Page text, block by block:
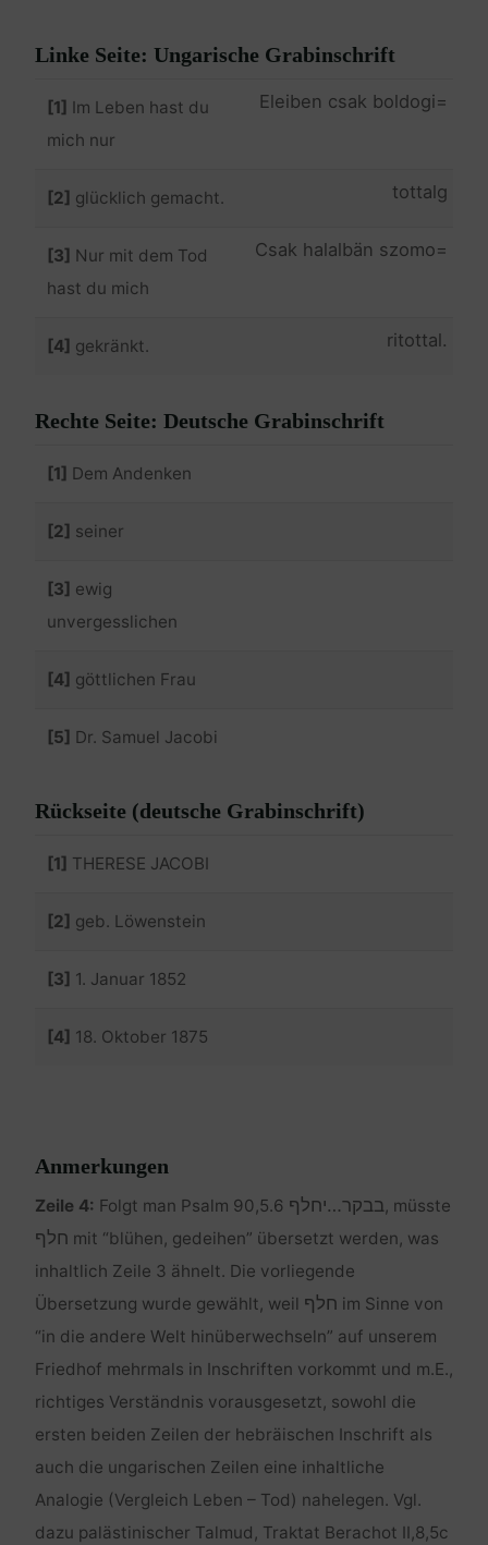
Linke Seite: Ungarische Grabinschrift
[1] Im Leben hast du
mich nur
=Eleiben csak boldogi
[2] glücklich gemacht. tottalg
[3] Nur mit dem Tod
hast du mich
=Csak halalbän szomo
[4] gekränkt. .ritottal
Rechte Seite: Deutsche Grabinschrift
[1] Dem Andenken
[2] seiner
[3] ewig
unvergesslichen
[4] göttlichen Frau
[5] Dr. Samuel Jacobi
Rückseite (deutsche Grabinschrift)
[1] THERESE JACOBI
[2] geb. Löwenstein
[3] 1. Januar 1852
[4] 18. Oktober 1875
Anmerkungen
Zeile 4: Folgt man Psalm 90,5.6 , müsste
חלף mit “blühen, gedeihen” übersetzt werden, was
inhaltlich Zeile 3 ähnelt. Die vorliegende
Übersetzung wurde gewählt, weil חלף im Sinne von
“in die andere Welt hinüberwechseln” auf unserem
Friedhof mehrmals in Inschriften vorkommt und m.E.,
richtiges Verständnis vorausgesetzt, sowohl die
ersten beiden Zeilen der hebräischen Inschrift als
auch die ungarischen Zeilen eine inhaltliche
Analogie (Vergleich Leben – Tod) nahelegen. Vgl.
dazu palästinischer Talmud, Traktat Berachot II,8,5c